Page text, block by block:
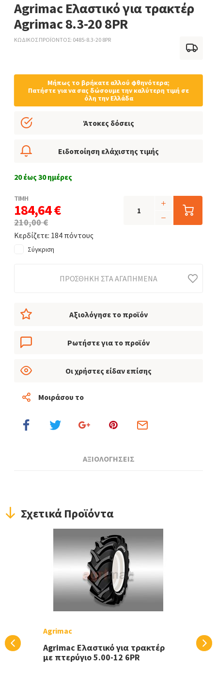
Αξιολόγησε το προϊόν
Ρωτήστε για το προϊόν
Οι χρήστες είδαν επίσης
Μοιράσου το
Agrimac Ελαστικό για τρακτέρ
Agrimac 8.3-20 8PR
ΚΩΔΙΚΟΣ ΠΡΟΪΟΝΤΟΣ 0485-8.3-20 8PR
ΤΙΜΗ
184,64 €
210,00 €
Κερδίζετε: 184 πόντους
Μήπως το βρήκατε αλλού φθηνότερα;
Πατήστε για να σας δώσουμε την καλύτερη τιμή σε
όλη την Ελλάδα
Άτοκες δόσεις
Ειδοποίηση ελάχιστης τιμής
20 έως 30 ημέρες
Σύγκριση
ΠΡΟΣΘΉΚΗ ΣΤΑ ΑΓΑΠΗΜΈΝΑ
ΑΞΙΟΛΟΓΗΣΕΙΣ
Σχετικά Προϊόντα
Agrimac
Agrimac Ελαστικό για τρακτέρ
με πτερύγιο 5.00-12 6PR